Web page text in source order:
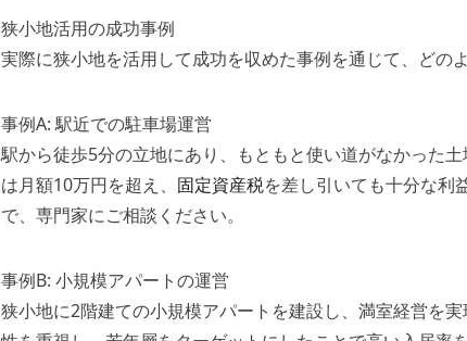
狭小地活用の成功事例
実際に狭小地を活用して成功を収めた事例を通じて、どの
事例A: 駅近での駐車場運営
駅から徒歩5分の立地にあり、もともと使い道がなかった
は月額10万円を超え、 固定資産税を差し引いても十分な利
で、専門家にご相談ください。
事例B: 小規模アパートの運営
狭小地に2階建ての小規模アパートを建設し、満室経営を